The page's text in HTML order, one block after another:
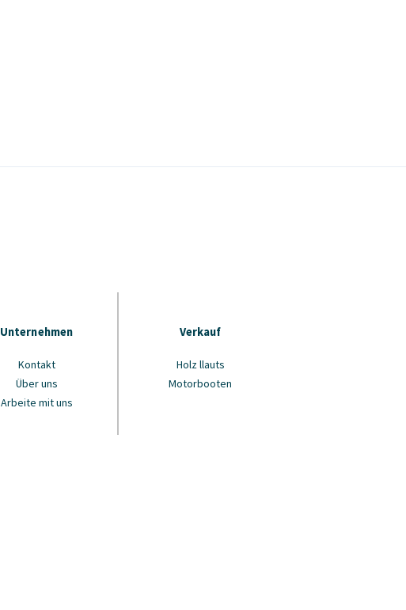
Unternehmen
Kontakt
Über uns
Arbeite mit uns
Verkauf
Holz llauts
Motorbooten